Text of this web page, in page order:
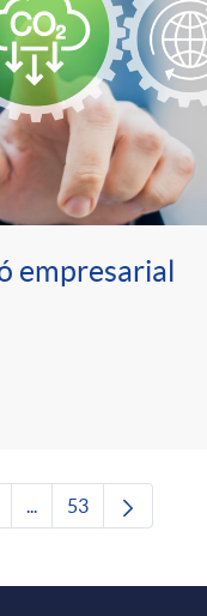
empresarial
TAB per
...Pàgines intermèdies
Pàgina
53